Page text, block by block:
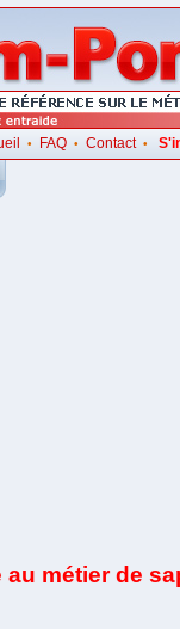
• FAQ• Contact•
métier de